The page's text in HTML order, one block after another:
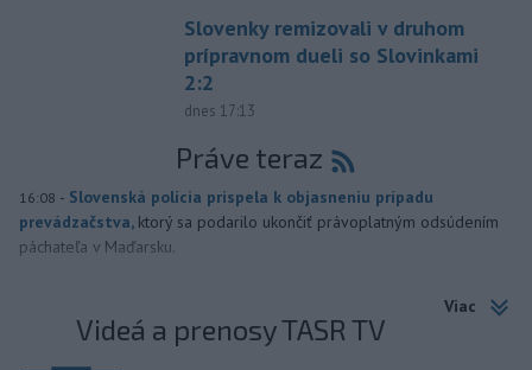
Slovenky remizovali v druhom
prípravnom dueli so Slovinkami
2:2
dnes 17:13
Práve teraz
16:08 - Slovenská polícia prispela k objasneniu prípadu
prevádzačstva, ktorý sa podarilo ukončiť právoplatným odsúdením
páchateľa v Maďarsku.
Viac
Videá a prenosy TASR TV